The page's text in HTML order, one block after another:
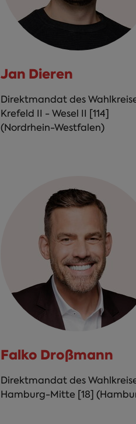
Jan Dieren
Direktmandat des
Krefeld II - Wesel II [114]
(Nordrhein-Westfalen)
Falko Droßmann
Direktmandat des
Hamburg-Mitte [18]